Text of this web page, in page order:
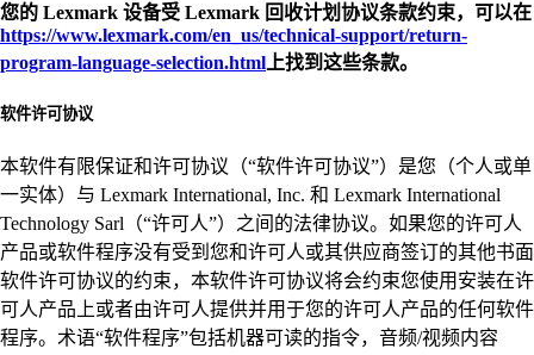
您的 Lexmark 设备受 Lexmark 回收计划协议条款约束，可以在
https://www.lexmark.com/en_us/technical-support/return-
program-language-selection.html 上找到这些条款。
软件许可协议
本软件有限保证和许可协议（“软件许可协议”）是您（个人或单
一实体）与 Lexmark International, Inc. 和 Lexmark International
Technology Sarl（“许可人”）之间的法律协议。如果您的许可人
产品或软件程序没有受到您和许可人或其供应商签订的其他书面
软件许可协议的约束，本软件许可协议将会约束您使用安装在许
可人产品上或者由许可人提供并用于您的许可人产品的任何软件
程序。术语“软件程序”包括机器可读的指令，音频/视频内容